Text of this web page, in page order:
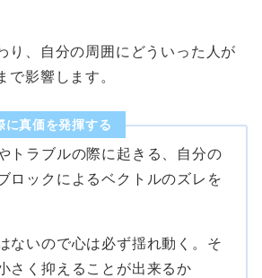
り、自分の周囲にどういった人が
影響します。
に真価を発揮する
トラブルの際に起きる、自分の
ロックによるベクトルのズレを
ないので心は必ず揺れ動く。そ
さく抑えることが出来るか